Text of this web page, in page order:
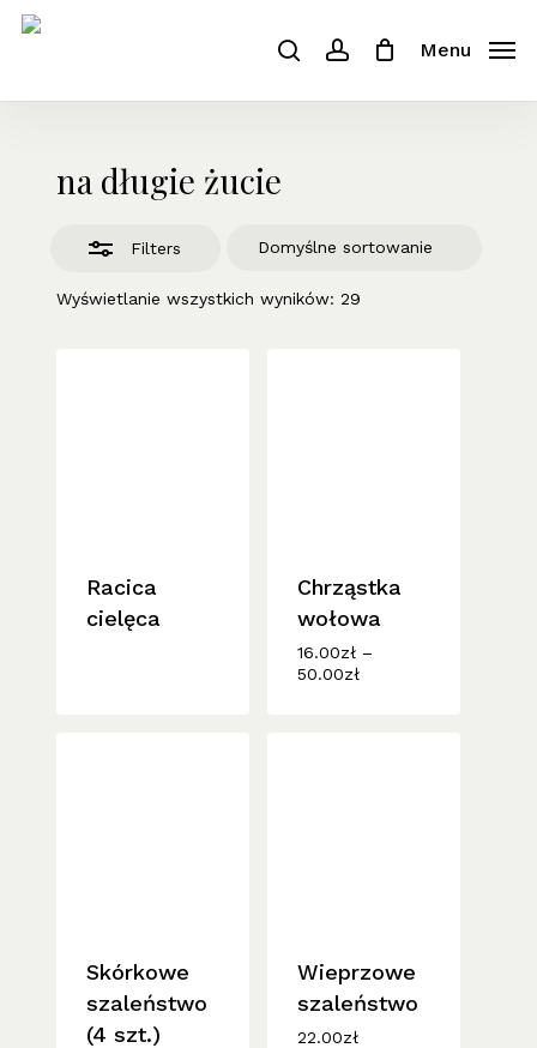
Skip
content
searchaccountMenu
na długie żucie
Filters
Wyświetlanie wszystkich wyników: 29
Close
Racica
cielęca
Chrząstka
wołowa
16.00zł –
50.00złZakres
Skórkowe
szaleństwo
(4 szt.)
Wieprzowe
szaleństwo
22.00zł